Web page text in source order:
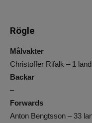
Rögle
Målvakter
Christoffer Rifalk – 1
Backar
–
Forwards
Anton Bengtsson – 33